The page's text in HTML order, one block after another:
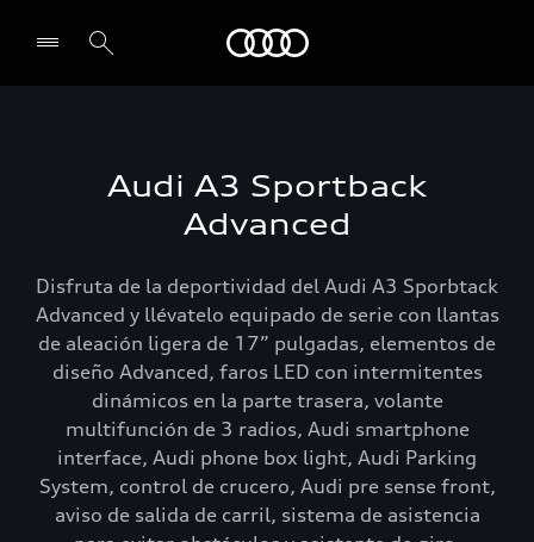
Audi A3 Sportback
Advanced
Disfruta de la deportividad del Audi A3 Sporbtack
Advanced y llévatelo equipado de serie con llantas
de aleación ligera de 17” pulgadas, elementos de
diseño Advanced, faros LED con intermitentes
dinámicos en la parte trasera, volante
multifunción de 3 radios, Audi smartphone
interface, Audi phone box light, Audi Parking
System, control de crucero, Audi pre sense front,
aviso de salida de carril, sistema de asistencia